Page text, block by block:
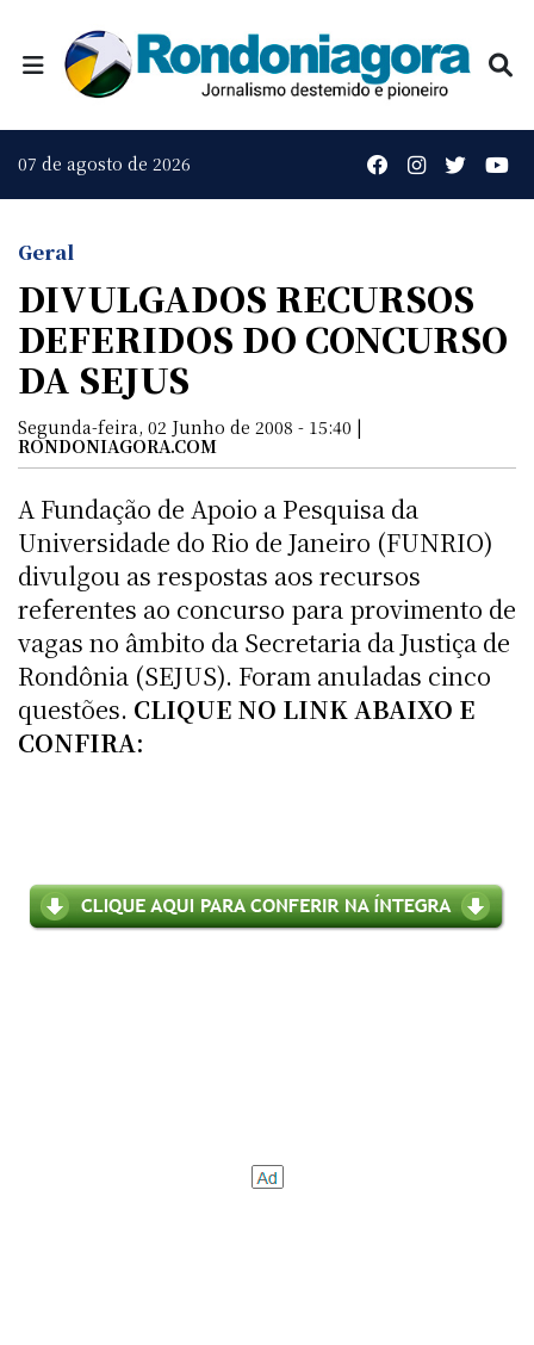
07 de agosto de 2026
Geral
DIVULGADOS RECURSOS
DEFERIDOS DO CONCURSO
DA SEJUS
Segunda-feira, 02 Junho de 2008 - 15:40 |
RONDONIAGORA.COM
A Fundação de Apoio a Pesquisa da
Universidade do Rio de Janeiro (FUNRIO)
divulgou as respostas aos recursos
referentes ao concurso para provimento de
vagas no âmbito da Secretaria da Justiça de
Rondônia (SEJUS). Foram anuladas cinco
questões. CLIQUE NO LINK ABAIXO E
CONFIRA: